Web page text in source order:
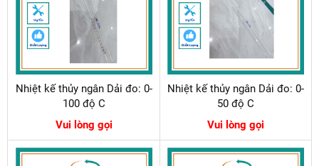
Nhiệt kế thủy ngân Dải đo: 0-
100 độ C
Vui lòng gọi
Nhiệt kế thủy ngân Dải đo: 0-
50 độ C
Vui lòng gọi